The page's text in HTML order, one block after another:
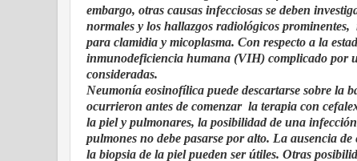
embargo, otras causas infecciosas se deben
normales y los hallazgos radiológicos
para clamidia y micoplasma. Con respecto a la
inmunodeficiencia humana (VIH) complicado por
consideradas.
Neumonía eosinofílica puede descartarse sobre la
ocurrieron antes de comenzar la terapia con
la piel y pulmonares, la posibilidad de una
pulmones no debe pasarse por alto. La ausencia
la biopsia de la piel pueden ser útiles. Otras